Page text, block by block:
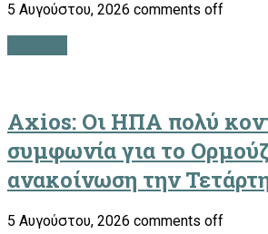
5 Αυγούστου, 2026 comments off
Axios: Οι ΗΠΑ πολύ
συμφωνία για το
ανακοίνωση την
5 Αυγούστου, 2026 comments off